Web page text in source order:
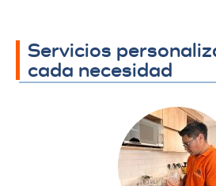
Servicios
cada necesidad